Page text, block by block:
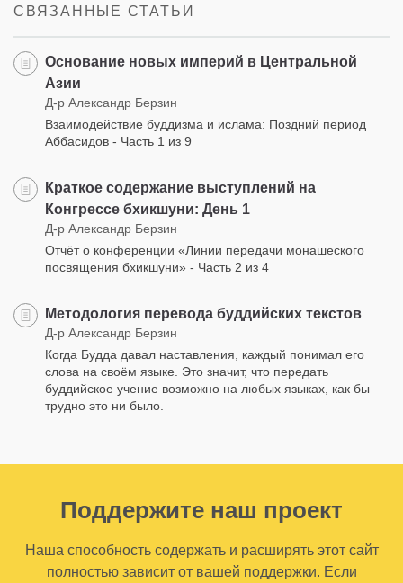
СВЯЗАННЫЕ СТАТЬИ
Основание новых империй в Центральной
Азии
Д-р Александр Берзин
Взаимодействие буддизма и ислама: Поздний период
Аббасидов - Часть 1 из 9
Краткое содержание выступлений на
Конгрессе бхикшуни: День 1
Д-р Александр Берзин
Отчёт о конференции «Линии передачи монашеского
посвящения бхикшуни» - Часть 2 из 4
Методология перевода буддийских текстов
Д-р Александр Берзин
Когда Будда давал наставления, каждый понимал его
слова на своём языке. Это значит, что передать
буддийское учение возможно на любых языках, как бы
трудно это ни было.
Поддержите наш проект
Наша способность содержать и расширять этот сайт
полностью зависит от вашей поддержки. Если